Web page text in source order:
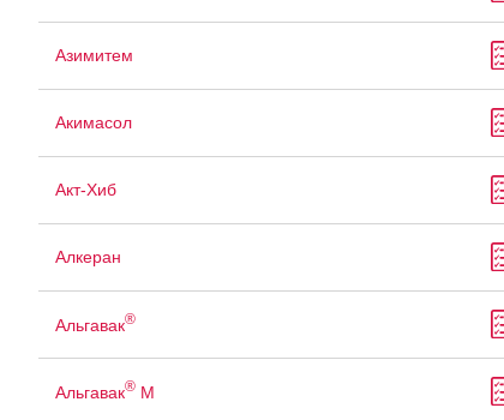
Азимитем
Акимасол
Акт-Хиб
Алкеран
Альгавак®
Альгавак®М